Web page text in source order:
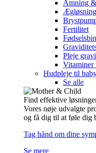
Amning
Fertilitet
Pleje
Vitaminer
Hudpleje til
Se alle
Find effektive
Vores nøje udvalgte
og få dig til at føle dig
Tag hånd om dine
Se mere